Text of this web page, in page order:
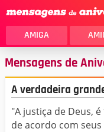
AMIGA
Mensagens de
A verdadeira
"A justiça de Deus,
de acordo com